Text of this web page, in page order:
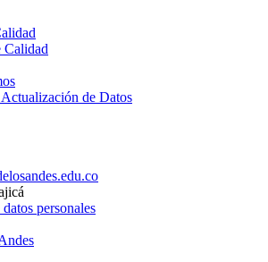
Calidad
de Datos
personales